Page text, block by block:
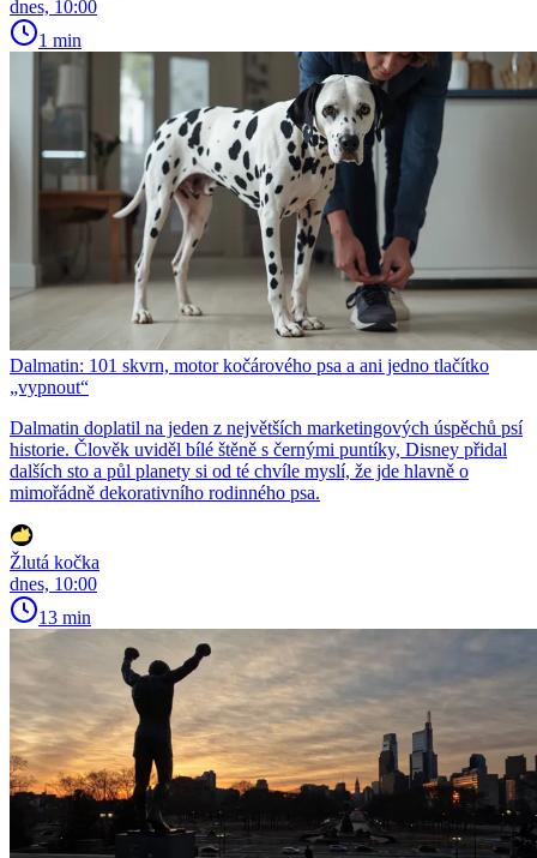
dnes, 10:00
1 min
Dalmatin: 101 skvrn, motor kočárového psa a ani jedno tlačítko
„vypnout“
Dalmatin doplatil na jeden z největších marketingových úspěchů psí
historie. Člověk uviděl bílé štěně s černými puntíky, Disney přidal
dalších sto a půl planety si od té chvíle myslí, že jde hlavně o
mimořádně dekorativního rodinného psa.
Žlutá kočka
dnes, 10:00
13 min